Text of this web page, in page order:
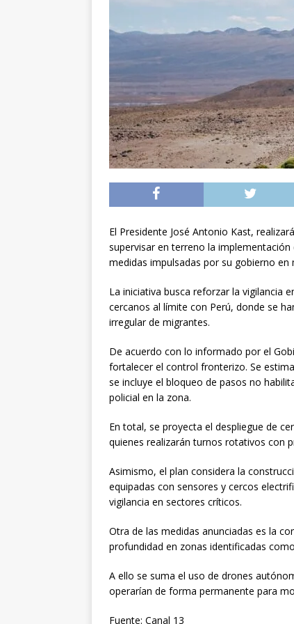
noviembre
[ 06/08/2026 ]
[ 07/08/2026 ]
nucleares
El Presidente José Antonio Kast,
supervisar en terreno la
medidas impulsadas por su gobierno
La iniciativa busca reforzar la vigilancia
cercanos al límite con Perú, donde se
irregular de migrantes.
De acuerdo con lo informado por el
fortalecer el control fronterizo. Se
se incluye el bloqueo de pasos no
policial en la zona.
En total, se proyecta el despliegue de
quienes realizarán turnos rotativos con
Asimismo, el plan considera la
equipadas con sensores y cercos
vigilancia en sectores críticos.
Otra de las medidas anunciadas es la
profundidad en zonas identificadas
A ello se suma el uso de drones
operarían de forma permanente para
Fuente: Canal 13